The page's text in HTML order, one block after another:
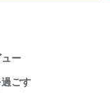
ー
ごす